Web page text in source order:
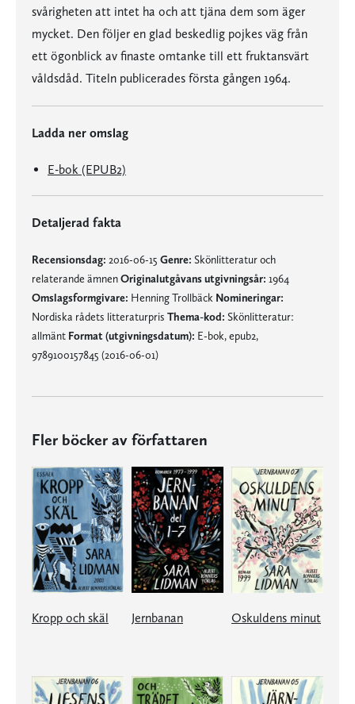
svårigheten att intet ha och att tjäna dem som äger
mycket. Den följer en glad beskedlig pojkes väg från
ett ögonblick av finaste omtanke till ett fruktansvärt
våldsdåd. Titeln publicerades första gången 1964.
Ladda ner omslag
E-bok (EPUB2)
Detaljerad fakta
Recensionsdag: 2016-06-15 Genre: Skönlitteratur och
relaterande ämnenOriginalutgåvans utgivningsår: 1964
Omslagsformgivare: Henning Trollbäck Nomineringar:
Nordiska rådets litteraturpris Thema-kod: Skönlitteratur:
allmänt Format (utgivningsdatum): E-bok, epub2,
9789100157845 (2016-06-01)
Fler böcker av författaren
Kropp och skäl Jernbanan Oskuldens minut